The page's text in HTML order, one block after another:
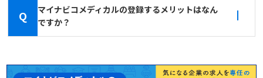
Q
マイナビコメディカルの登録するメリットはなん
ですか？